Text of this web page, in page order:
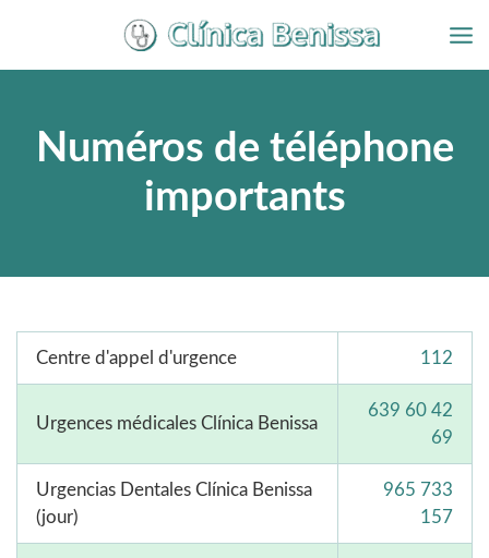
contenu
Numéros de téléphone
importants
Centre d'appel d'urgence 112
Urgences médicales Clínica Benissa
639 60 42
69
Urgencias Dentales Clínica Benissa
(jour)
965 733
157